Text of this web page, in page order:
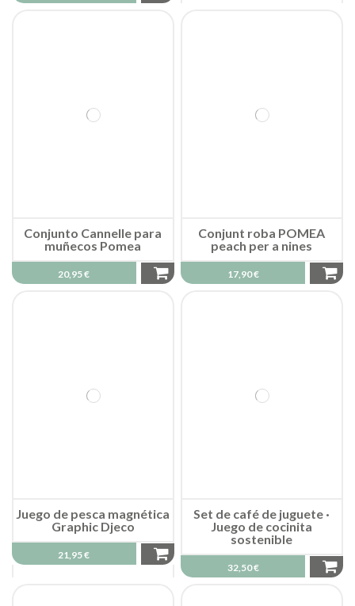
Conjunto Cannelle para
muñecos Pomea
20,95 €
Conjunt roba POMEA
peach per a nines
17,90 €
Juego de pesca magnética
Graphic Djeco
21,95 €
Set de café de juguete ·
Juego de cocinita
sostenible
32,50 €